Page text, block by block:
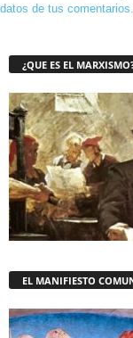
datos de tus comentarios.
¿QUE ES EL
EL MANIFIESTO